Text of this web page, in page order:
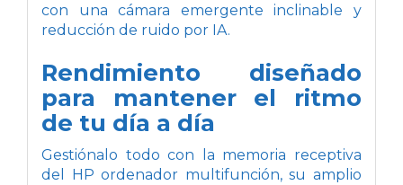
con una cámara emergente inclinable y
reducción de ruido por IA.
Rendimiento diseñado
para mantener el ritmo
de tu día a día
Gestiónalo todo con la memoria receptiva
del HP ordenador multifunción, su amplio